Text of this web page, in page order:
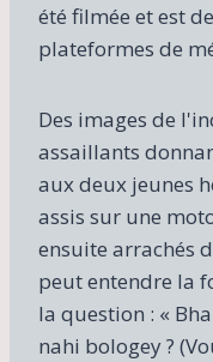
été filmée et est
plateformes de
Des images de
assaillants
aux deux jeunes
assis sur une
ensuite arrachés
peut entendre la
la question : «
nahi bologey ?